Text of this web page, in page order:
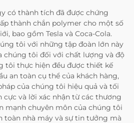
có thành tích đã được chứng
thành chắn polymer cho một số
bao gồm Tesla và Coca-Cola.
tôi với những tập đoàn lớn này
chúng tôi đối với chất lượng và độ
tôi thực hiện đều được thiết kế
an toàn cụ thể của khách hàng,
của chúng tôi hiệu quả và tối
cực và lời xác nhận từ các thương
mạnh chuyên môn của chúng tôi
toàn nhà máy và sự tin tưởng mà